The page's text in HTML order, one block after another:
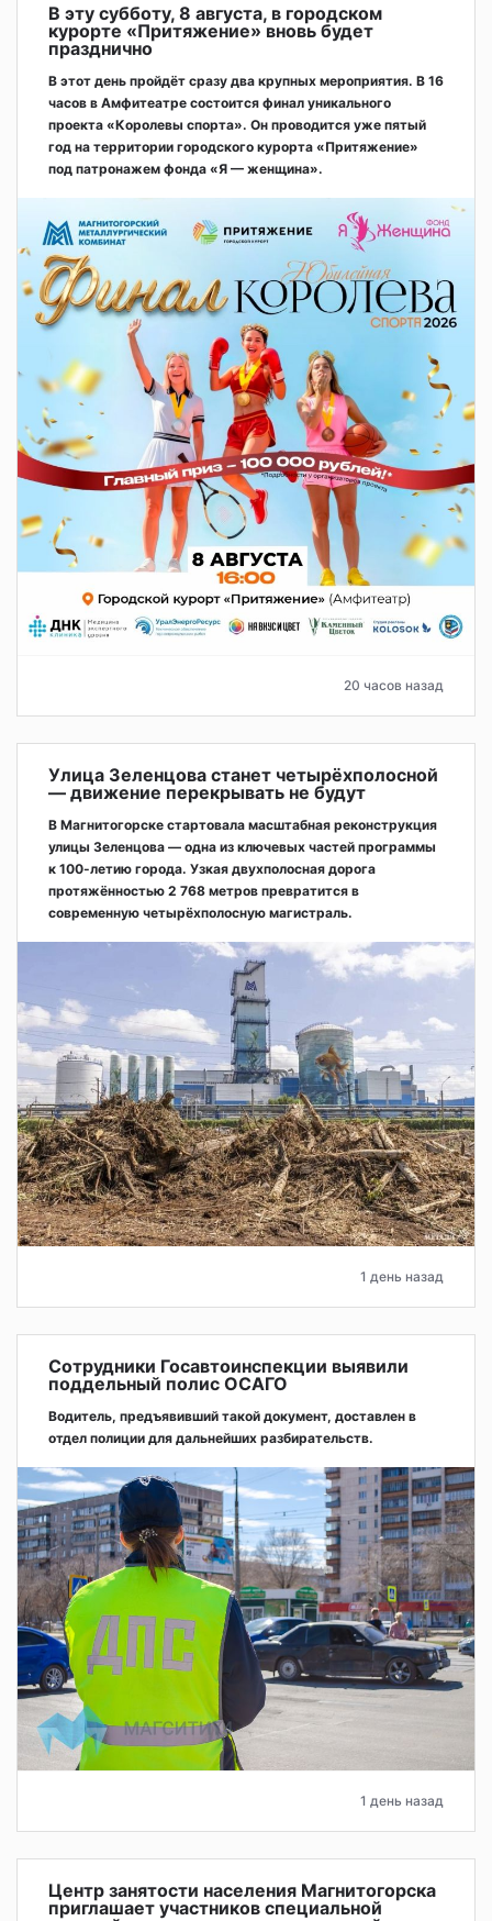
В эту субботу, 8 августа, в городском
курорте «Притяжение» вновь будет
празднично
В этот день пройдёт сразу два крупных мероприятия. В 16
часов в Амфитеатре состоится финал уникального
проекта «Королевы спорта». Он проводится уже пятый
год на территории городского курорта «Притяжение»
под патронажем фонда «Я — женщина».
20 часов назад
Улица Зеленцова станет четырёхполосной
— движение перекрывать не будут
В Магнитогорске стартовала масштабная реконструкция
улицы Зеленцова — одна из ключевых частей программы
к 100-летию города. Узкая двухполосная дорога
протяжённостью 2 768 метров превратится в
современную четырёхполосную магистраль.
1 день назад
Сотрудники Госавтоинспекции выявили
поддельный полис ОСАГО
Водитель, предъявивший такой документ, доставлен в
отдел полиции для дальнейших разбирательств.
1 день назад
Центр занятости населения Магнитогорска
приглашает участников специальной